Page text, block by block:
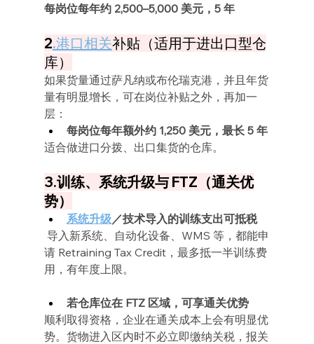
每岗位每年约 2,500–5,000 美元，5 年
2.港口相关补贴（适用于进出口型仓
库）
如果货量通过萨凡纳或布伦瑞克港，并且年货
量有明显增长，可在岗位补贴之外，再加一
层：
每岗位每年额外约 1,250 美元，最长 5 年
适合做进口分拨、出口集货的仓库。
3.训练、系统升级与 FTZ（通关优
势）
系统升级／技术导入的训练支出可抵税
导入新系统、自动化设备、WMS 等，都能申
请 Retraining Tax Credit，最多抵一半训练费
用，有年度上限。
若仓库位在 FTZ 区域，可享通关优势
顺利取得资格，企业在通关成本上会有明显优
势。货物进入区内时不必立即缴纳关税，报关